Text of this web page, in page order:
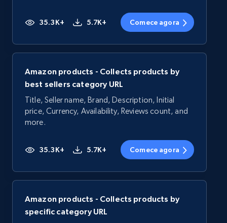
35.3K+ 5.7K+ Comece agora
Amazon products - Collects products by
best sellers category URL
Title, Seller name, Brand, Description, Initial
price, Currency, Availability, Reviews count, and
more.
35.3K+ 5.7K+ Comece agora
Amazon products - Collects products by
specific category URL